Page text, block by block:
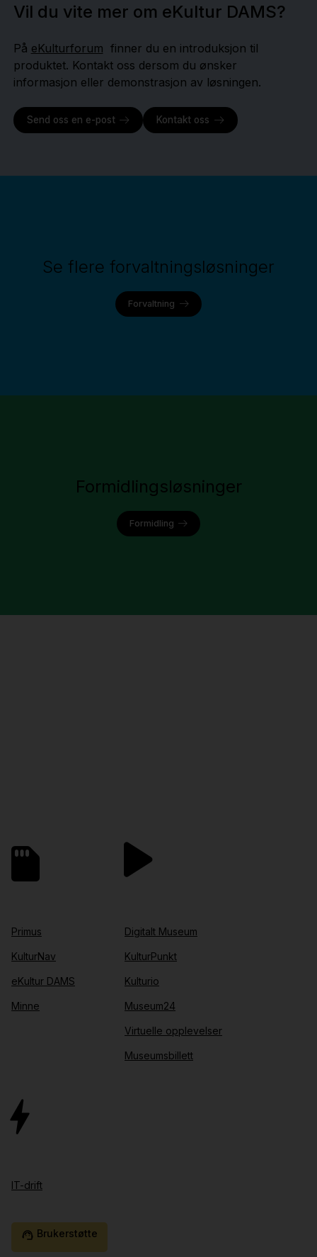
Vil du vite mer om eKultur DAMS?
På eKulturforum finner du en introduksjon til
produktet. Kontakt oss dersom du ønsker
informasjon eller demonstrasjon av løsningen.
Send oss en e-post Kontakt oss
Se flere forvaltningsløsninger
Forvaltning
Formidlingsløsninger
Formidling
Primus
KulturNav
eKultur DAMS
Minne
Digitalt Museum
KulturPunkt
Kulturio
Museum24
Virtuelle opplevelser
Museumsbillett
IT-drift
support_agent Brukerstøtte